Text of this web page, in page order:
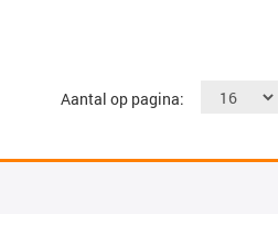
Aantal op pagina: